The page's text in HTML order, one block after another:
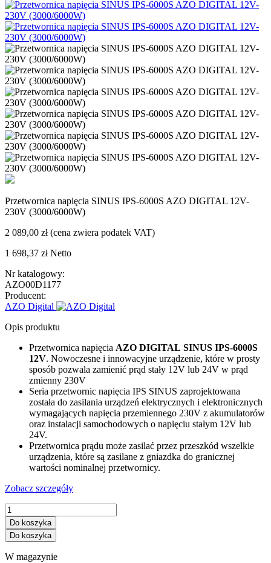
Przetwornica napięcia SINUS IPS-6000S AZO DIGITAL 12V-
230V (3000/6000W)
2 089,00 zł(cena zwiera podatek VAT)
1 698,37 złNetto
Nr katalogowy:
AZO00D1177
Producent:
AZO Digital
Opis produktu
Przetwornica napięcia AZO DIGITAL SINUS IPS-6000S
12V. Nowoczesne i innowacyjne urządzenie, które w prosty
sposób pozwala zamienić prąd stały 12V lub 24V w prąd
zmienny 230V
Seria przetwornic napięcia IPS SINUS zaprojektowana
została do zasilania urządzeń elektrycznych i elektronicznych
wymagających napięcia przemiennego 230V z akumulatorów
oraz instalacji samochodowych o napięciu stałym 12V lub
24V.
Przetwornica prądu może zasilać przez przeszkód wszelkie
urządzenia, które są zasilane z gniazdka do granicznej
wartości nominalnej przetwornicy.
Zobacz szczegóły
Do koszyka
Do koszyka
W magazynie